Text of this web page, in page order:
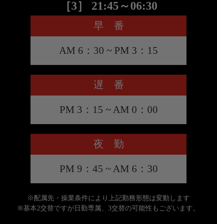
［3］ 21:45～06:30
早 番
AM 6：30 ~ PM 3：15
遅 番
PM 3：15 ~ AM 0：00
夜 勤
PM 9：45 ~ AM 6：30
※配属先・操業条件により上記勤務形態は変動します
※基本2交替ですが日勤専属、3交替の可能性もございます。